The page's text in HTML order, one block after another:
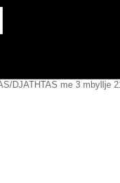
DJATHTAS me 3 mbyllje